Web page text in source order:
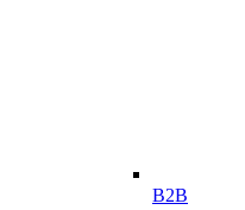
B2B